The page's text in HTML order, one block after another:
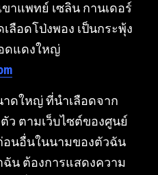
ขาแพทย์ เซลิน กานเดอร์
ลือดโป่งพอง เป็นกระพุ้ง
ดแดงใหญ่
ดใหญ่ ที่นําเลือดจาก
ว ตามเว็บไซต์ของศูนย์
อนอื่นในนามของตัวฉัน
ฉัน ต้องการแสดงความ